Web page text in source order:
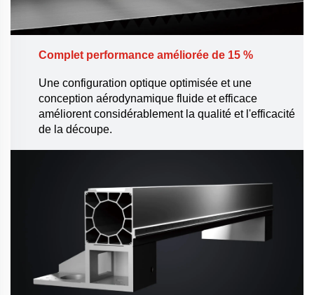
Complet performance améliorée de 15 %
Une configuration optique optimisée et une
conception aérodynamique fluide et efficace
améliorent considérablement la qualité et l'efficacité
de la découpe.